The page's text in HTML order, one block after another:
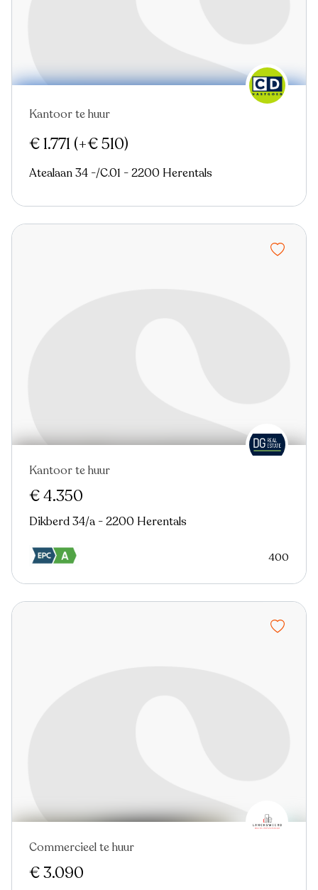
Nieuw
Kantoor te huur
€ 1.771 (+€ 510)
Atealaan 34 -/C.01 - 2200 Herentals
Nieuw
Kantoor te huur
€ 4.350
Dikberd 34/a - 2200 Herentals
400
Commercieel te huur
€ 3.090